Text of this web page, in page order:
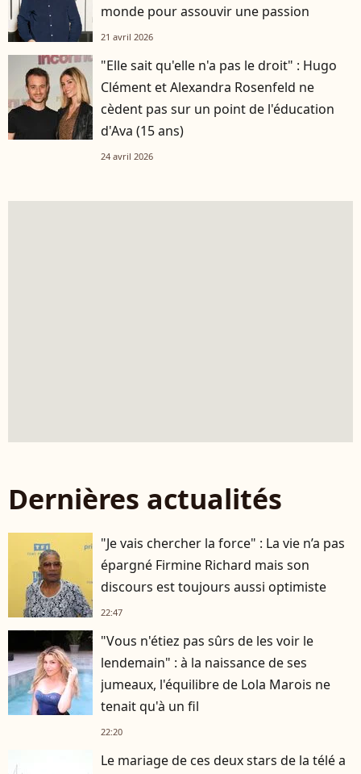
monde pour assouvir une passion
21 avril 2026
"Elle sait qu'elle n'a pas le droit" : Hugo
Clément et Alexandra Rosenfeld ne
cèdent pas sur un point de l'éducation
d'Ava (15 ans)
24 avril 2026
Dernières actualités
"Je vais chercher la force" : La vie n’a pas
épargné Firmine Richard mais son
discours est toujours aussi optimiste
22:47
"Vous n'étiez pas sûrs de les voir le
lendemain" : à la naissance de ses
jumeaux, l'équilibre de Lola Marois ne
tenait qu'à un fil
22:20
Le mariage de ces deux stars de la télé a